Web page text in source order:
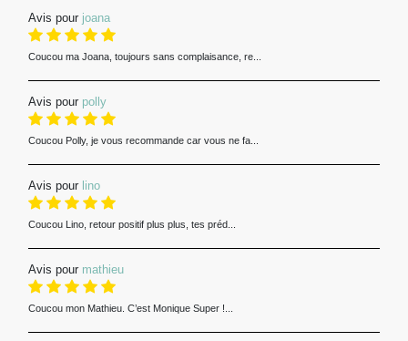
Avis pour joana
Coucou ma Joana, toujours sans complaisance, re...
Avis pour polly
Coucou Polly, je vous recommande car vous ne fa...
Avis pour lino
Coucou Lino, retour positif plus plus, tes préd...
Avis pour mathieu
Coucou mon Mathieu. C’est Monique Super !...